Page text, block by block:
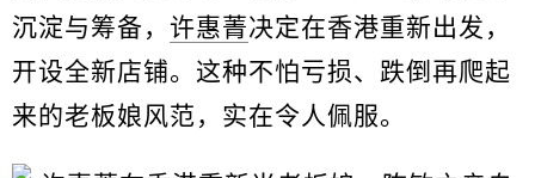
沉淀与筹备， 许惠菁决定在香港重新出发，
开设全新店铺。这种不怕亏损、跌倒再爬起
来的老板娘风范，实在令人佩服。